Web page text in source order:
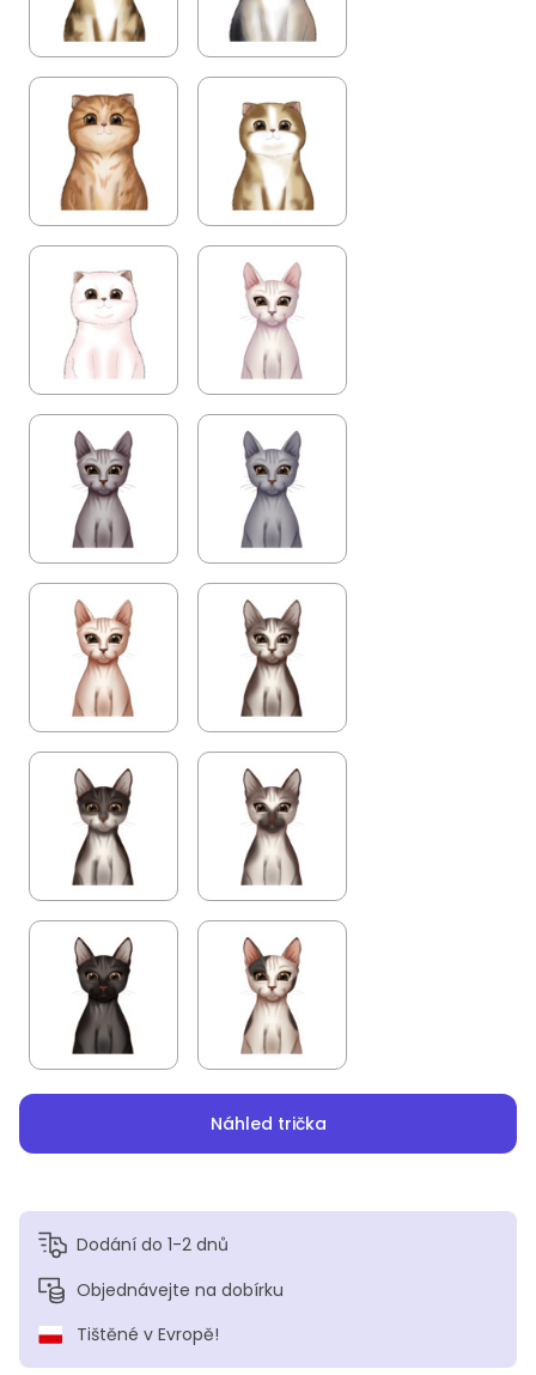
Náhled trička
Dodání do 1-2 dnů
Objednávejte na dobírku
Tištěné v Evropě!